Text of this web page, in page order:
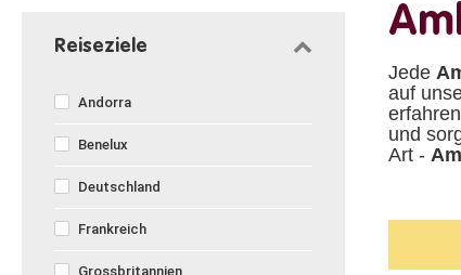
Reiseziele
Andorra
Benelux
Deutschland
Frankreich
Grossbritannien
Jede
auf
und
Art -